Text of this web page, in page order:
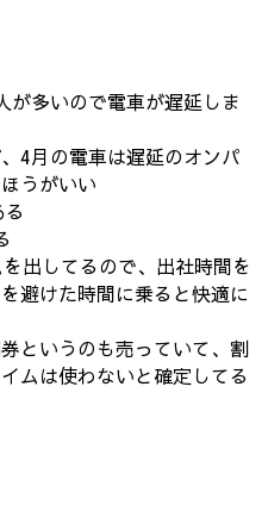
が多いので電車が遅延しま
4月の電車は遅延のオンパ
うがいい
出してるので、出社時間を
避けた時間に乗ると快適に
というのも売っていて、割
ムは使わないと確定してる